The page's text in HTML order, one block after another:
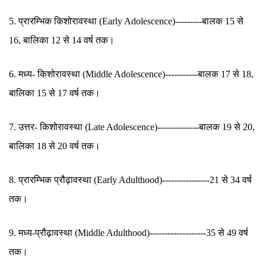
5. प्रारम्भिक किशोरावस्था (Early Adolescence)---------बालक 15 से
16, बालिका 12 से 14 वर्ष तक।
6. मध्य- किशोरावस्था (Middle Adolescence)-----------बालक 17 से 18,
बालिका 15 से 17 वर्ष तक।
7. उत्तर- किशोरावस्था (Late Adolescence)--------------बालक 19 से 20,
बालिका 18 से 20 वर्ष तक।
8. प्रारम्भिक प्रौढ़ावस्था (Early Adulthood)----------------21 से 34 वर्ष
तक।
9. मध्य-प्रौढ़ावस्था (Middle Adulthood)-------------------35 से 49 वर्ष
तक।